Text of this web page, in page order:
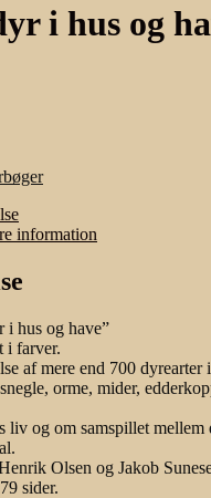
i hus og
information
i hus og have”
i farver.
af mere end 700 dyrearter
orme, mider,
liv og om samspillet mellem
Olsen og Jakob
sider.